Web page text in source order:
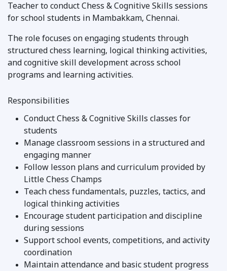
Teacher to conduct Chess & Cognitive Skills sessions
for school students in Mambakkam, Chennai.
The role focuses on engaging students through
structured chess learning, logical thinking activities,
and cognitive skill development across school
programs and learning activities.
Responsibilities
Conduct Chess & Cognitive Skills classes for
students
Manage classroom sessions in a structured and
engaging manner
Follow lesson plans and curriculum provided by
Little Chess Champs
Teach chess fundamentals, puzzles, tactics, and
logical thinking activities
Encourage student participation and discipline
during sessions
Support school events, competitions, and activity
coordination
Maintain attendance and basic student progress